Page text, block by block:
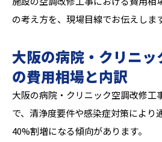
の考え方を、現場目線でお伝えしま
大阪の病院・クリニ
の費用相場と内訳
大阪の病院・クリニック空調改修工
で、清浄度要件や感染症対策により
40%割増になる傾向があります。